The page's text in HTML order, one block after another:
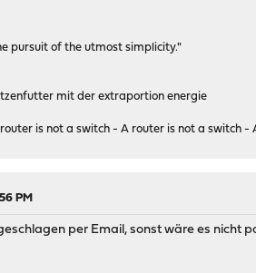
pursuit of the utmost simplicity."
mit der extraportion energie
is not a switch - A router is not a switch -
PM
per Email, sonst wäre es nicht